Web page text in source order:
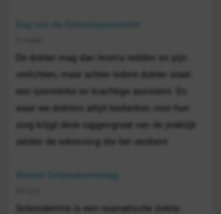
Dag van de Doktersassistente
De dokter mag dan levens redden en pijn
verlichten, maar achter iedere dokter staat
een ijzersterke en krachtige assistent. En
waar we dokters altijd bedanken voor hun
zorg krijgt deze ruggengraat van de praktijk
zelden de erkenning die het verdient.
Wereld Sclerodermiedag
Sclerodermie is een reumatische ziekte